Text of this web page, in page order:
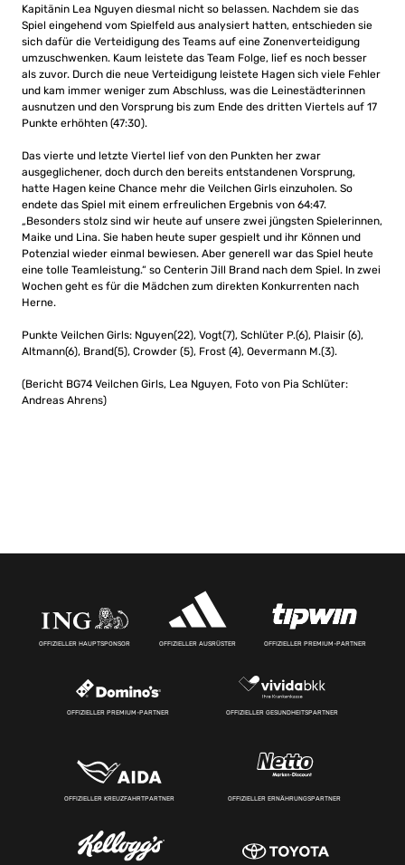
Kapitänin Lea Nguyen diesmal nicht so belassen. Nachdem sie das
Spiel eingehend vom Spielfeld aus analysiert hatten, entschieden sie
sich dafür die Verteidigung des Teams auf eine Zonenverteidigung
umzuschwenken. Kaum leistete das Team Folge, lief es noch besser
als zuvor. Durch die neue Verteidigung leistete Hagen sich viele Fehler
und kam immer weniger zum Abschluss, was die Leinestädterinnen
ausnutzen und den Vorsprung bis zum Ende des dritten Viertels auf 17
Punkte erhöhten (47:30).
Das vierte und letzte Viertel lief von den Punkten her zwar
ausgeglichener, doch durch den bereits entstandenen Vorsprung,
hatte Hagen keine Chance mehr die Veilchen Girls einzuholen. So
endete das Spiel mit einem erfreulichen Ergebnis von 64:47.
„Besonders stolz sind wir heute auf unsere zwei jüngsten Spielerinnen,
Maike und Lina. Sie haben heute super gespielt und ihr Können und
Potenzial wieder einmal bewiesen. Aber generell war das Spiel heute
eine tolle Teamleistung.“ so Centerin Jill Brand nach dem Spiel. In zwei
Wochen geht es für die Mädchen zum direkten Konkurrenten nach
Herne.
Punkte Veilchen Girls: Nguyen(22), Vogt(7), Schlüter P.(6), Plaisir (6),
Altmann(6), Brand(5), Crowder (5), Frost (4), Oevermann M.(3).
(Bericht BG74 Veilchen Girls, Lea Nguyen, Foto von Pia Schlüter:
Andreas Ahrens)
OFFIZIELLER HAUPTSPONSOR OFFIZIELLER AUSRÜSTER OFFIZIELLER PREMIUM-PARTNER
OFFIZIELLER PREMIUM-PARTNER OFFIZIELLER GESUNDHEITSPARTNER
OFFIZIELLER KREUZFAHRTPARTNER OFFIZIELLER ERNÄHRUNGSPARTNER